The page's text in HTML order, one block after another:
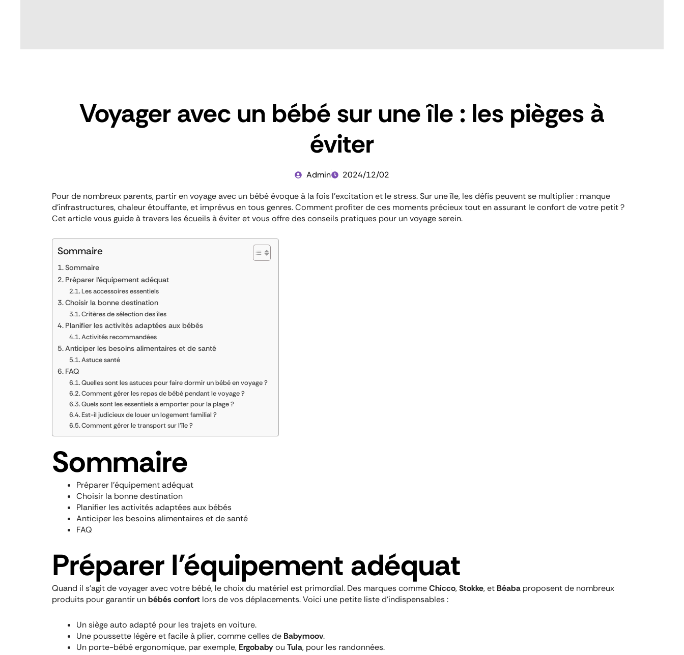
Voyager avec un bébé sur une île : les pièges à
éviter
Admin
2024/12/02
Pour de nombreux parents, partir en voyage avec un bébé évoque à la fois l’excitation et le stress. Sur une île, les défis peuvent se multiplier : manque
d’infrastructures, chaleur étouffante, et imprévus en tous genres. Comment profiter de ces moments précieux tout en assurant le confort de votre petit ?
Cet article vous guide à travers les écueils à éviter et vous offre des conseils pratiques pour un voyage serein.
Sommaire
Sommaire
Préparer l’équipement adéquat
Les accessoires essentiels
Choisir la bonne destination
Critères de sélection des îles
Planifier les activités adaptées aux bébés
Activités recommandées
Anticiper les besoins alimentaires et de santé
Astuce santé
FAQ
Quelles sont les astuces pour faire dormir un bébé en voyage ?
Comment gérer les repas de bébé pendant le voyage ?
Quels sont les essentiels à emporter pour la plage ?
Est-il judicieux de louer un logement familial ?
Comment gérer le transport sur l’île ?
Sommaire
Préparer l’équipement adéquat
Choisir la bonne destination
Planifier les activités adaptées aux bébés
Anticiper les besoins alimentaires et de santé
FAQ
Préparer l’équipement adéquat
Quand il s’agit de voyager avec votre bébé, le choix du matériel est primordial. Des marques commeChicco,Stokke, et Béaba proposent de nombreux
produits pour garantir unbébés confort lors de vos déplacements. Voici une petite liste d’indispensables :
Un siège auto adapté pour les trajets en voiture.
Une poussette légère et facile à plier, comme celles de Babymoov.
Un porte-bébé ergonomique, par exemple, Ergobabyou Tula, pour les randonnées.